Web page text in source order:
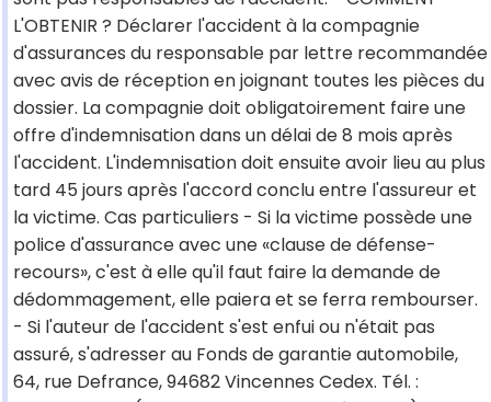
L'OBTENIR ? Déclarer l'accident à la compagnie
d'assurances du responsable par lettre recommandée
avec avis de réception en joignant toutes les pièces du
dossier. La compagnie doit obligatoirement faire une
offre d'indemnisation dans un délai de 8 mois après
l'accident. L'indemnisation doit ensuite avoir lieu au plus
tard 45 jours après l'accord conclu entre l'assureur et
la victime. Cas particuliers - Si la victime possède une
police d'assurance avec une «clause de défense-
recours», c'est à elle qu'il faut faire la demande de
dédommagement, elle paiera et se ferra rembourser.
- Si l'auteur de l'accident s'est enfui ou n'était pas
assuré, s'adresser au Fonds de garantie automobile,
64, rue Defrance, 94682 Vincennes Cedex. Tél. :